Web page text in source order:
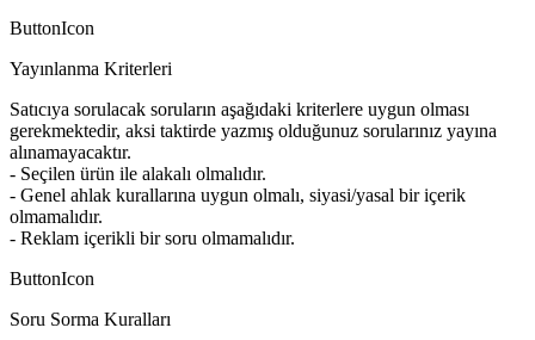
ButtonIcon
Yayınlanma Kriterleri
Satıcıya sorulacak soruların aşağıdaki kriterlere uygun olması
gerekmektedir, aksi taktirde yazmış olduğunuz sorularınız yayına
alınamayacaktır.
- Seçilen ürün ile alakalı olmalıdır.
- Genel ahlak kurallarına uygun olmalı, siyasi/yasal bir içerik
olmamalıdır.
- Reklam içerikli bir soru olmamalıdır.
ButtonIcon
Soru Sorma Kuralları